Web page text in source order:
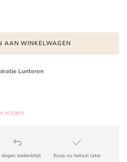
AAN WINKELWAGEN
Lunteren
vragen
dagen bedenktijd Koop nu betaal later